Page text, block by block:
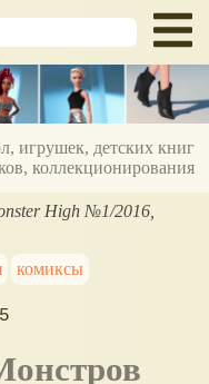
игрушек, детских книг
коллекционирования
High №1/2016,
комиксы